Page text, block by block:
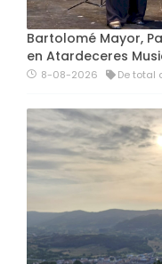
Bartolomé Mayor,
en Atardeceres
8-08-2026 De total